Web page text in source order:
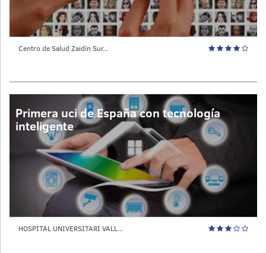
Centro de Salud Zaidín Sur...
Primera uci de España con tecnología
inteligente
HOSPITAL UNIVERSITARI VALL...